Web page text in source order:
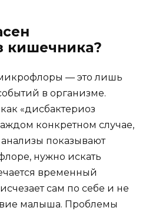
кишечника?
— это лишь
в организме.
«дисбактериоз
конкретном случае,
показывают
нужно искать
временный
сам по себе и не
малыша. Проблемы